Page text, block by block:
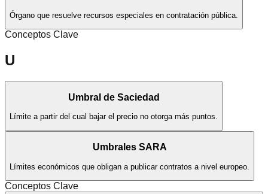
Órgano que resuelve recursos especiales en contratación pública.
Conceptos Clave
U
Umbral de Saciedad
Límite a partir del cual bajar el precio no otorga más puntos.
Umbrales SARA
Límites económicos que obligan a publicar contratos a nivel europeo.
Conceptos Clave